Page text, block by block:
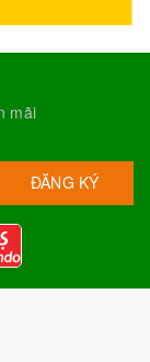
mãi
ĐĂNG KÝ